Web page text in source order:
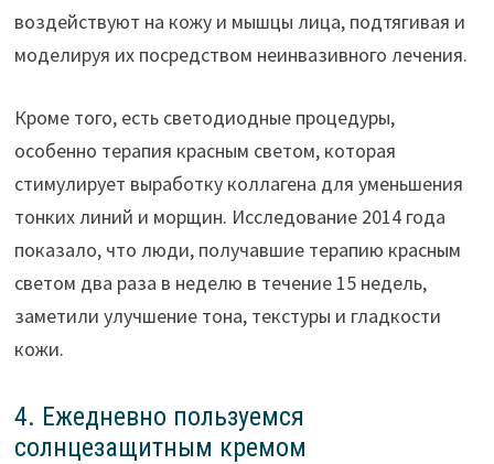
воздействуют на кожу и мышцы лица, подтягивая и
моделируя их посредством неинвазивного лечения.
Кроме того, есть светодиодные процедуры,
особенно терапия красным светом, которая
стимулирует выработку коллагена для уменьшения
тонких линий и морщин. Исследование 2014 года
показало, что люди, получавшие терапию красным
светом два раза в неделю в течение 15 недель,
заметили улучшение тона, текстуры и гладкости
кожи.
4. Ежедневно пользуемся
солнцезащитным кремом